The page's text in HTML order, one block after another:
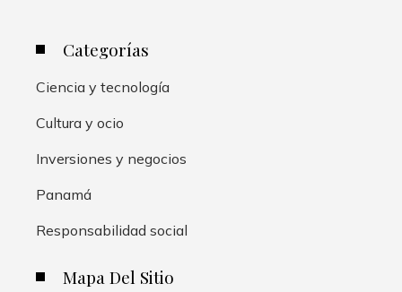
Categorías
Ciencia y tecnología
Cultura y ocio
Inversiones y negocios
Panamá
Responsabilidad social
Mapa Del Sitio